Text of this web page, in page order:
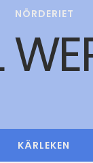
NÖRDERIET
KÄRLEKEN